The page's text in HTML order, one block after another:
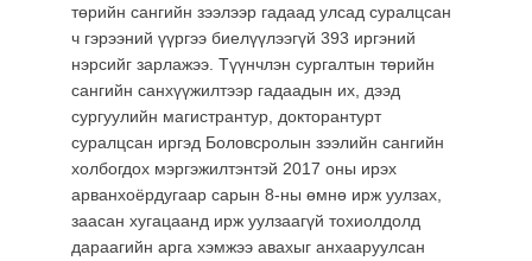
төрийн сангийн зээлээр гадаад улсад суралцсан
ч гэрээний үүргээ биелүүлээгүй 393 иргэний
нэрсийг зарлажээ . Түүнчлэн сургалтын төрийн
сангийн санхүүжилтээр гадаадын их, дээд
сургуулийн магистрантур, докторантурт
суралцсан иргэд Боловсролын зээлийн сангийн
холбогдох мэргэжилтэнтэй 2017 оны ирэх
арванхоёрдугаар сарын 8-ны өмнө ирж уулзах,
заасан хугацаанд ирж уулзаагүй тохиолдолд
дараагийн арга хэмжээ авахыг анхааруулсан